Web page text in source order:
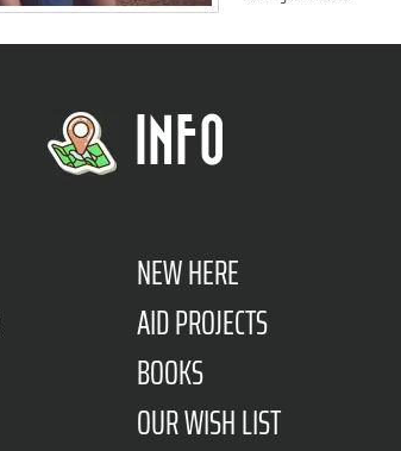
INFO
NEW HERE
AID PROJECTS
BOOKS
OUR WISH LIST